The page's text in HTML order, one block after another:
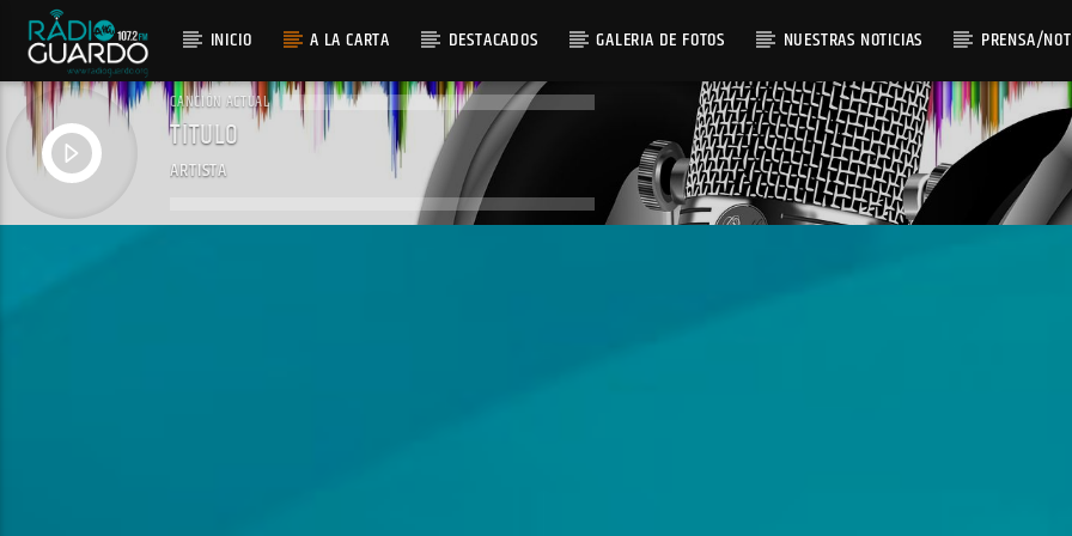
INICIO A LA CARTA DESTACADOS GALERIA DE FOTOS NUESTRAS NOTICIAS PRENSA/
CANCIÓN ACTUAL
TÍTULO
ARTISTA